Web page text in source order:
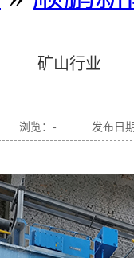
矿山行业
浏览： - 发布日